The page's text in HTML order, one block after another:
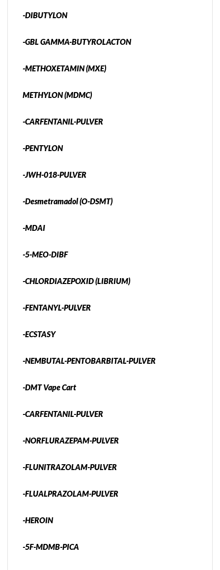
-DIBUTYLON
-GBL GAMMA-BUTYROLACTON
-METHOXETAMIN (MXE)
METHYLON (MDMC)
-CARFENTANIL-PULVER
-PENTYLON
-JWH-018-PULVER
-Desmetramadol (O-DSMT)
-MDAI
-5-MEO-DIBF
-CHLORDIAZEPOXID (LIBRIUM)
-FENTANYL-PULVER
-ECSTASY
-NEMBUTAL-PENTOBARBITAL-PULVER
-DMT Vape Cart
-CARFENTANIL-PULVER
-NORFLURAZEPAM-PULVER
-FLUNITRAZOLAM-PULVER
-FLUALPRAZOLAM-PULVER
-HEROIN
-5F-MDMB-PICA